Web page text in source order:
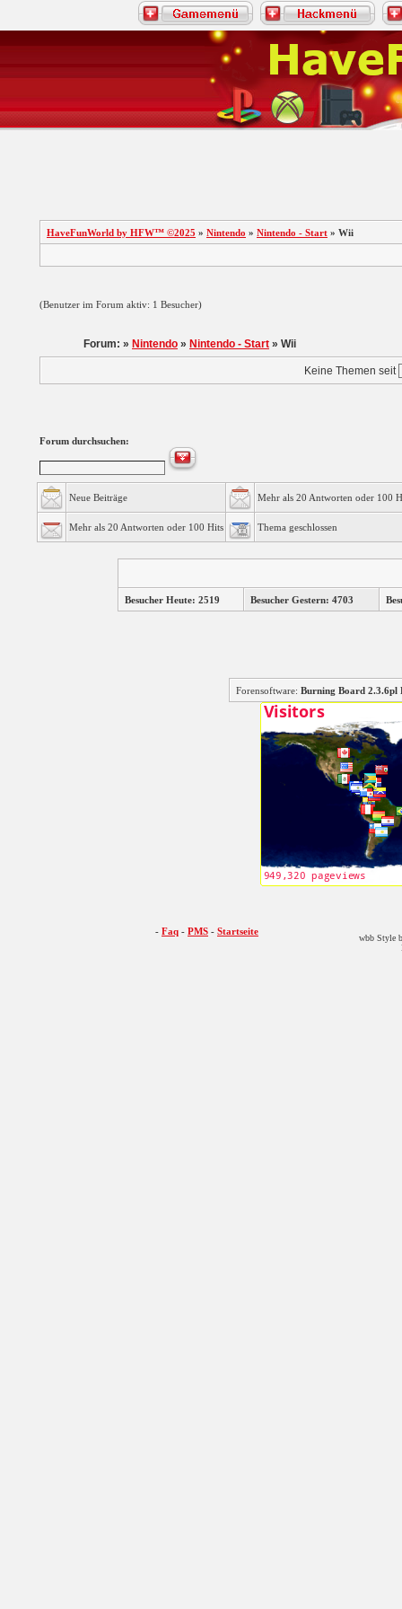
HaveFunWorld by HFW™ ©2025 » Nintendo » Nintendo - Start » Wii
(Benutzer im Forum aktiv: 1 Besucher)
Forum: » Nintendo » Nintendo - Start » Wii
Keine Themen seit
Forum durchsuchen:
Neue Beiträge Mehr als 20 Antworten oder 100
Mehr als 20 Antworten oder 100 Hits Thema geschlossen
Besucher Heute: 2519 Besucher Gestern: 4703
Forensoftware: Burning Board
- Faq - PMS - Startseite
wbb Style